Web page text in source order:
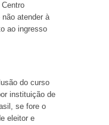
atender à
ao ingresso
do curso
instituição de
se fore o
eleitor e